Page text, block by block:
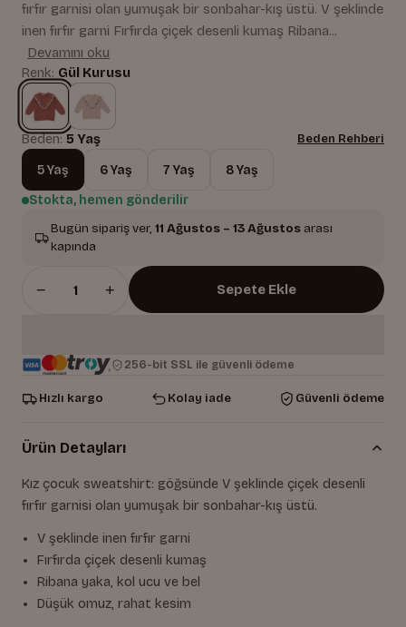
fırfır garnisi olan yumuşak bir sonbahar-kış üstü. V şeklinde
inen fırfır garni Fırfırda çiçek desenli kumaş Ribana...
Devamını oku
Renk: Gül Kurusu
Beden: 5 Yaş Beden Rehberi
5 Yaş 6 Yaş 7 Yaş
8 Yaş
Stokta, hemen gönderilir
Bugün sipariş ver, 11 Ağustos – 13 Ağustos arası
kapında
− + Sepete Ekle
256-bit SSL ile güvenli ödeme
Hızlı kargo Kolay iade Güvenli ödeme
Ürün Detayları
Kız çocuk sweatshirt: göğsünde V şeklinde çiçek desenli
fırfır garnisi olan yumuşak bir sonbahar-kış üstü.
V şeklinde inen fırfır garni
Fırfırda çiçek desenli kumaş
Ribana yaka, kol ucu ve bel
Düşük omuz, rahat kesim